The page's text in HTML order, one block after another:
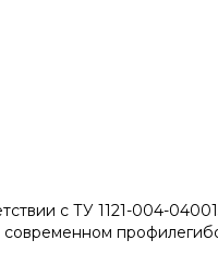
с ТУ 1121-004-